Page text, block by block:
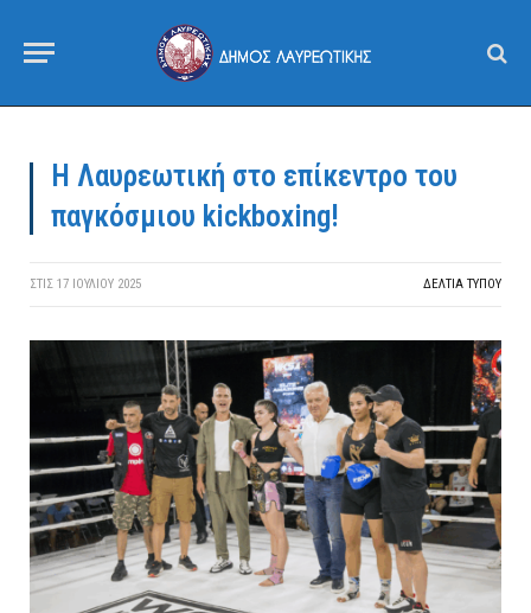
Η Λαυρεωτική στο επίκεντρο του
παγκόσμιου kickboxing!
ΣΤΙΣ 17 ΙΟΥΛΊΟΥ 2025 ΔΕΛΤΙΑ ΤΥΠΟΥ